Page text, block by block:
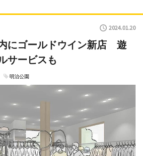
2024.01.20
にゴールドウイン新店 遊
サービスも
明治公園